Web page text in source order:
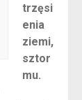
trzęsi
enia
ziemi,
sztor
mu.